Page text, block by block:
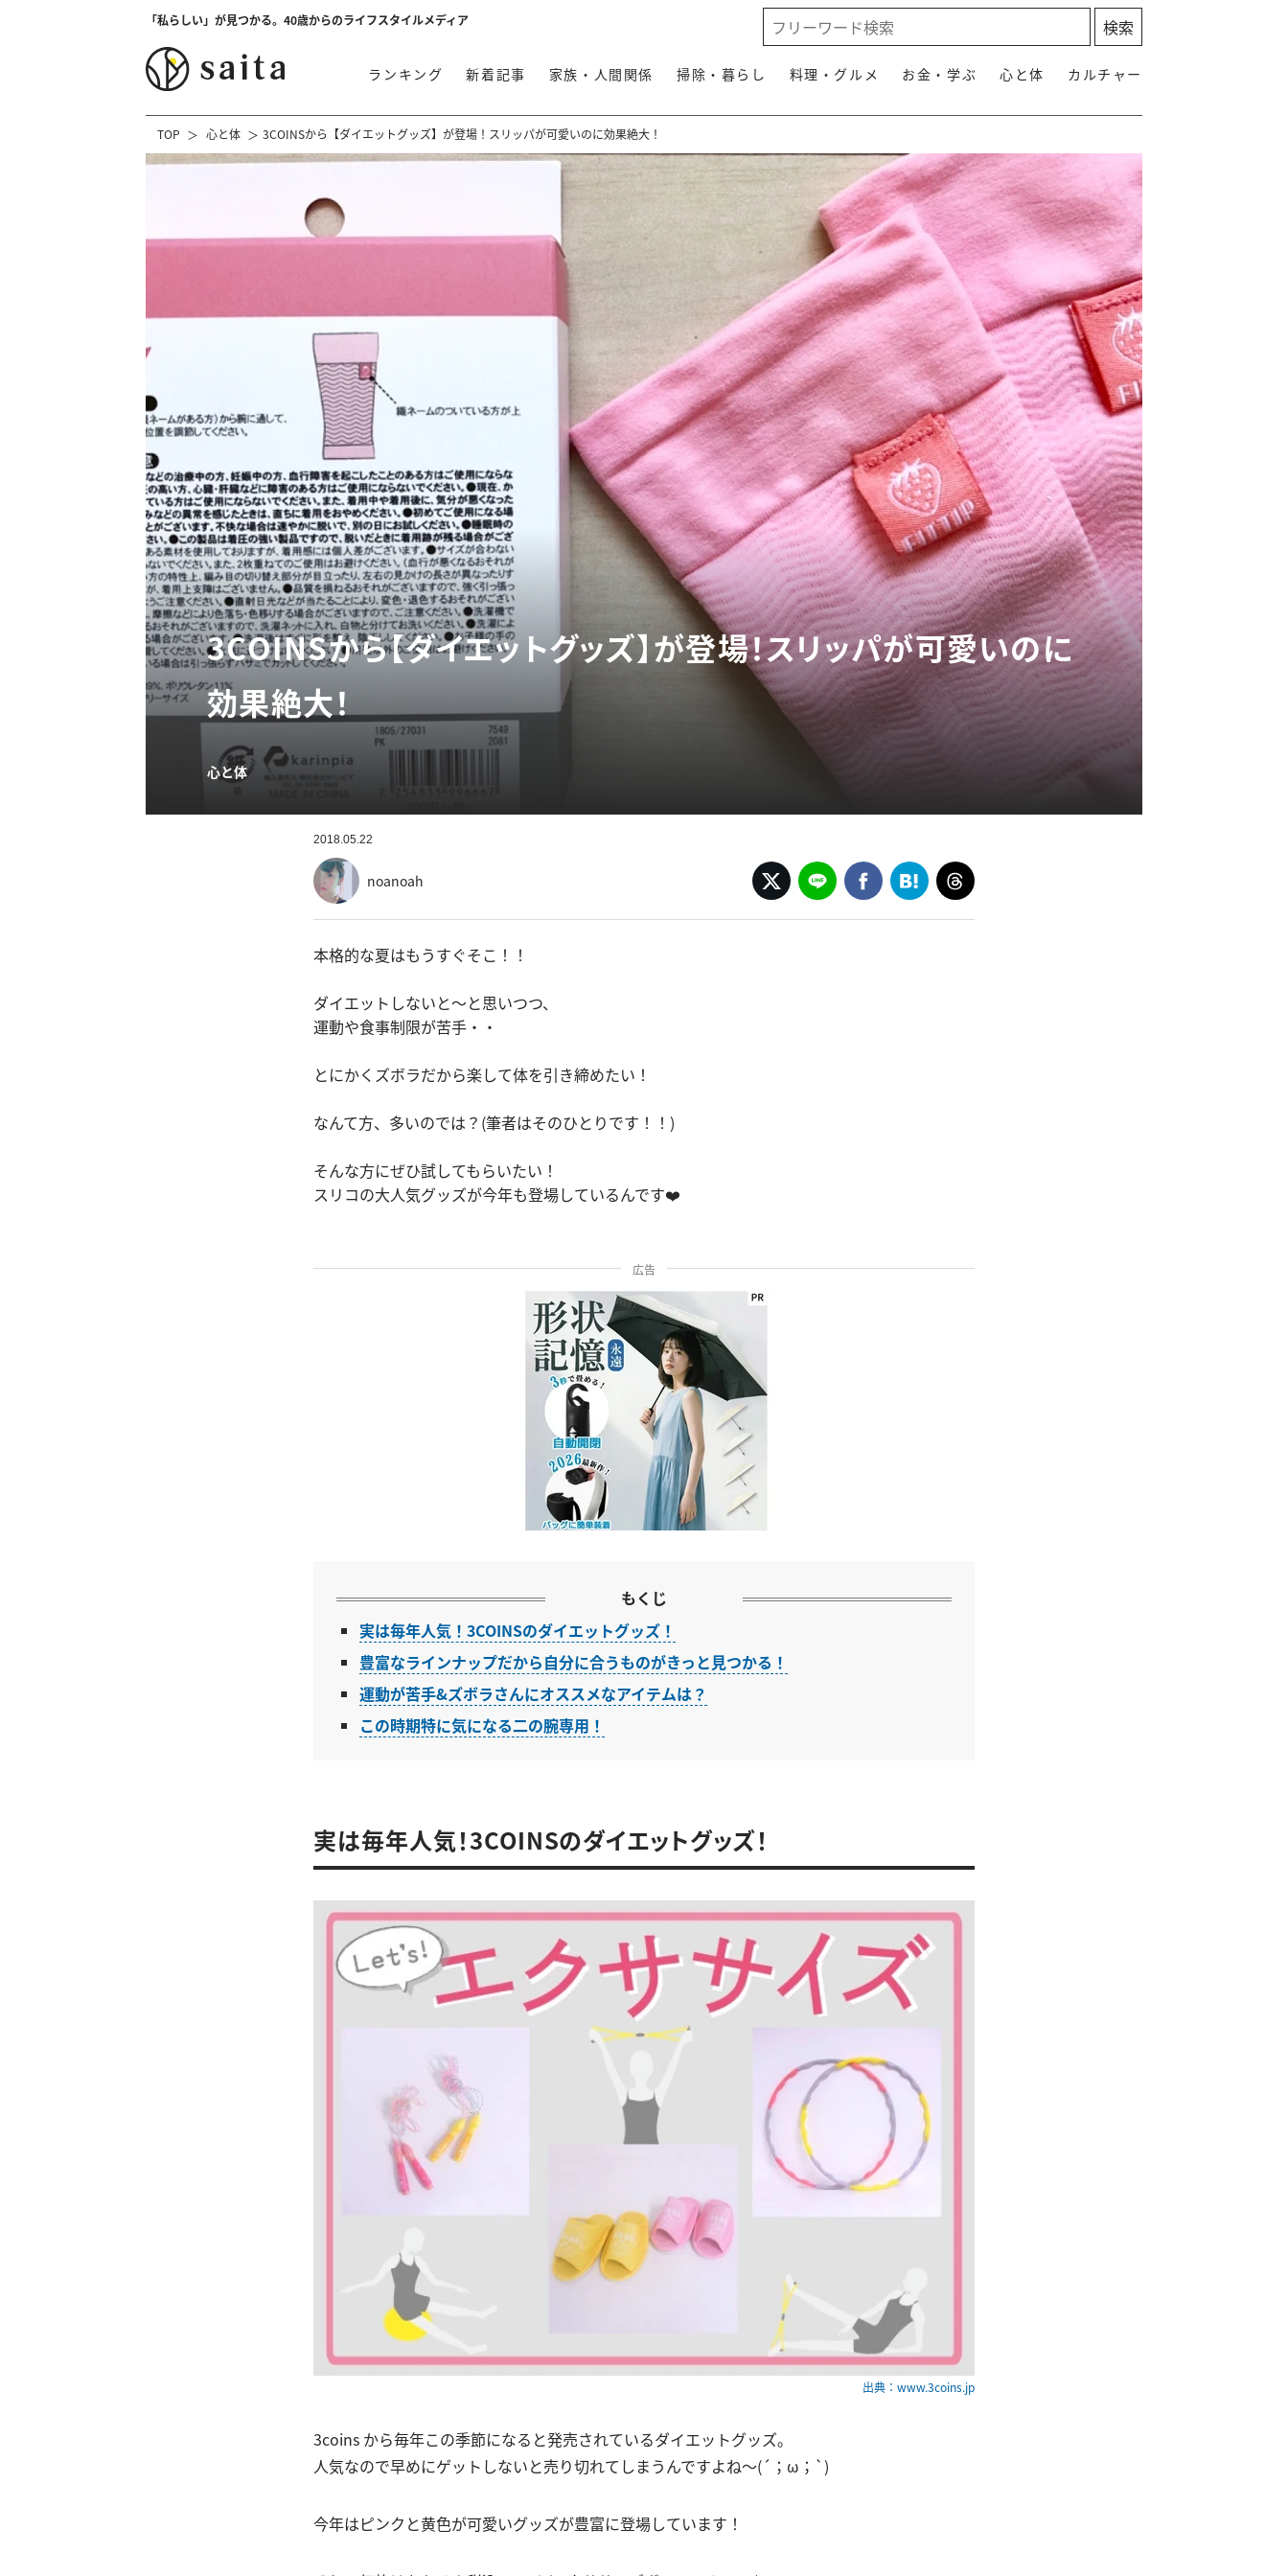
「私らしい」が見つかる。40歳からのライフスタイルメディア
ランキング 新着記事 家族・人間関係 掃除・暮らし 料理・グルメ お金・学ぶ 心と体 カルチャー
TOP 心と体 3COINSから【ダイエットグッズ】が登場！スリッパが可愛いのに効果絶大！
3COINSから【ダイエットグッズ】が登場！スリッパが可愛いのに
効果絶大！
心と体
2018.05.22
noanoah
本格的な夏はもうすぐそこ！！
ダイエットしないと〜と思いつつ、
運動や食事制限が苦手・・
とにかくズボラだから楽して体を引き締めたい！
なんて方、多いのでは？(筆者はそのひとりです！！)
そんな方にぜひ試してもらいたい！
スリコの大人気グッズが今年も登場しているんです❤️
広告
もくじ
実は毎年人気！3COINSのダイエットグッズ！
豊富なラインナップだから自分に合うものがきっと見つかる！
運動が苦手&ズボラさんにオススメなアイテムは？
この時期特に気になる二の腕専用！
実は毎年人気！3COINSのダイエットグッズ！
出典：www.3coins.jp
3coins から毎年この季節になると発売されているダイエットグッズ。
人気なので早めにゲットしないと売り切れてしまうんですよね〜(´；ω；`)
今年はピンクと黄色が可愛いグッズが豊富に登場しています！